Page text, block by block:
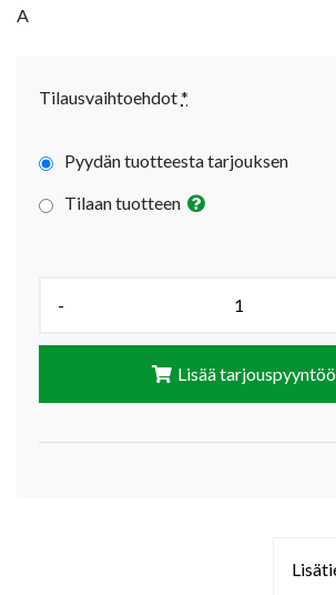
A
Tilausvaihtoehdot*
Pyydän tuotteesta tarjouksen
Tilaan tuotteen
-
Lisää